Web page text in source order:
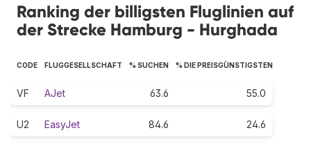
Ranking der billigsten Fluglinien auf
der Strecke Hamburg - Hurghada
CODE FLUGGESELLSCHAFT % SUCHEN % DIE PREISGÜNSTIGSTEN
VF AJet 63.6 55.0
U2 EasyJet 84.6 24.6